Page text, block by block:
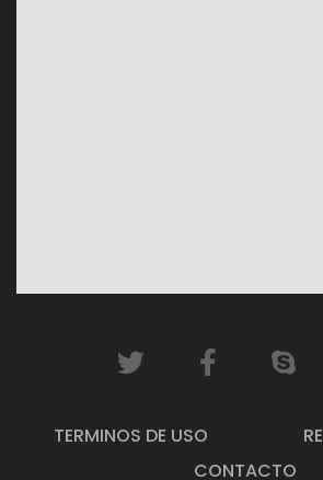
TERMINOS DE USO
CONTACTO